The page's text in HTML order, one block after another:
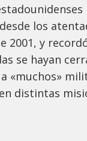
los
2001, y
se hayan
«muchos»
distintas